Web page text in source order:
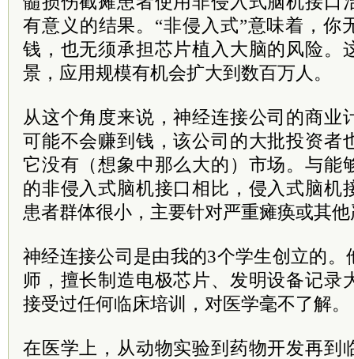
有意义的结果。“非侵入式”意味着，你
钱，也无须承担芯片植入大脑的风险。
景，应用规模有机会扩大到数百万人。
从这个角度来说，神经连接公司的商业
可能不会赚到钱，该公司的大批投资者
它没有（想象中那么大的）市场。与能
的非侵入式脑机接口相比，侵入式脑机
患者群体很小，主要针对严重瘫痪或其
神经连接公司是由我的3个学生创立的
师，擅长制造电极芯片、发明设备记录
接受过任何临床培训，对医学毫不了解。
在医学上，从动物实验到药物开发再到